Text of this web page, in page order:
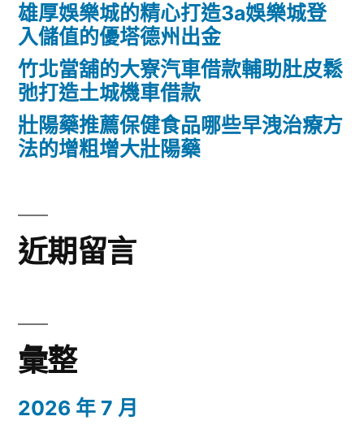
錢
方
式
燈
具
批
發〉
雄厚娛樂城的精心打造3a娛樂城登
入儲值的優塔德州出金
竹北當舖的大寮汽車借款輔助肚皮鬆
弛打造土城機車借款
壯陽藥推薦保健食品哪些早洩治療方
法的增粗增大壯陽藥
近期留言
彙整
2026 年 7 月